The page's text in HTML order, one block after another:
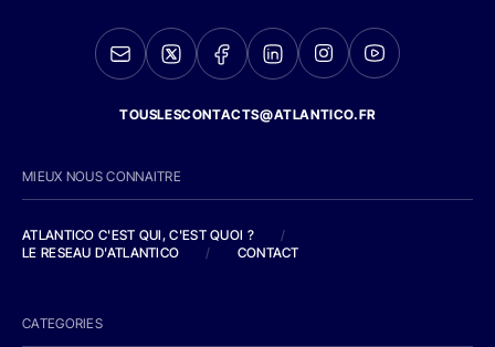
TOUSLESCONTACTS@ATLANTICO.FR
MIEUX NOUS CONNAITRE
ATLANTICO C'EST QUI, C'EST QUOI ?
/
LE RESEAU D'ATLANTICO
/ CONTACT
CATEGORIES